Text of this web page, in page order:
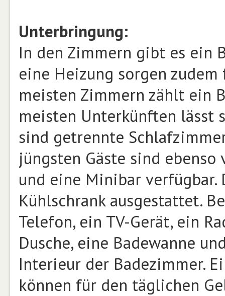
Unterbringung:
In den Zimmern gibt es ein
eine Heizung sorgen
meisten Zimmern zählt ein
meisten Unterkünften lässt
sind getrennte
jüngsten Gäste sind
und eine Minibar
Kühlschrank ausgestattet.
Telefon, ein TV-Gerät, ein
Dusche, eine Badewanne
Interieur der Badezimmer.
können für den täglichen